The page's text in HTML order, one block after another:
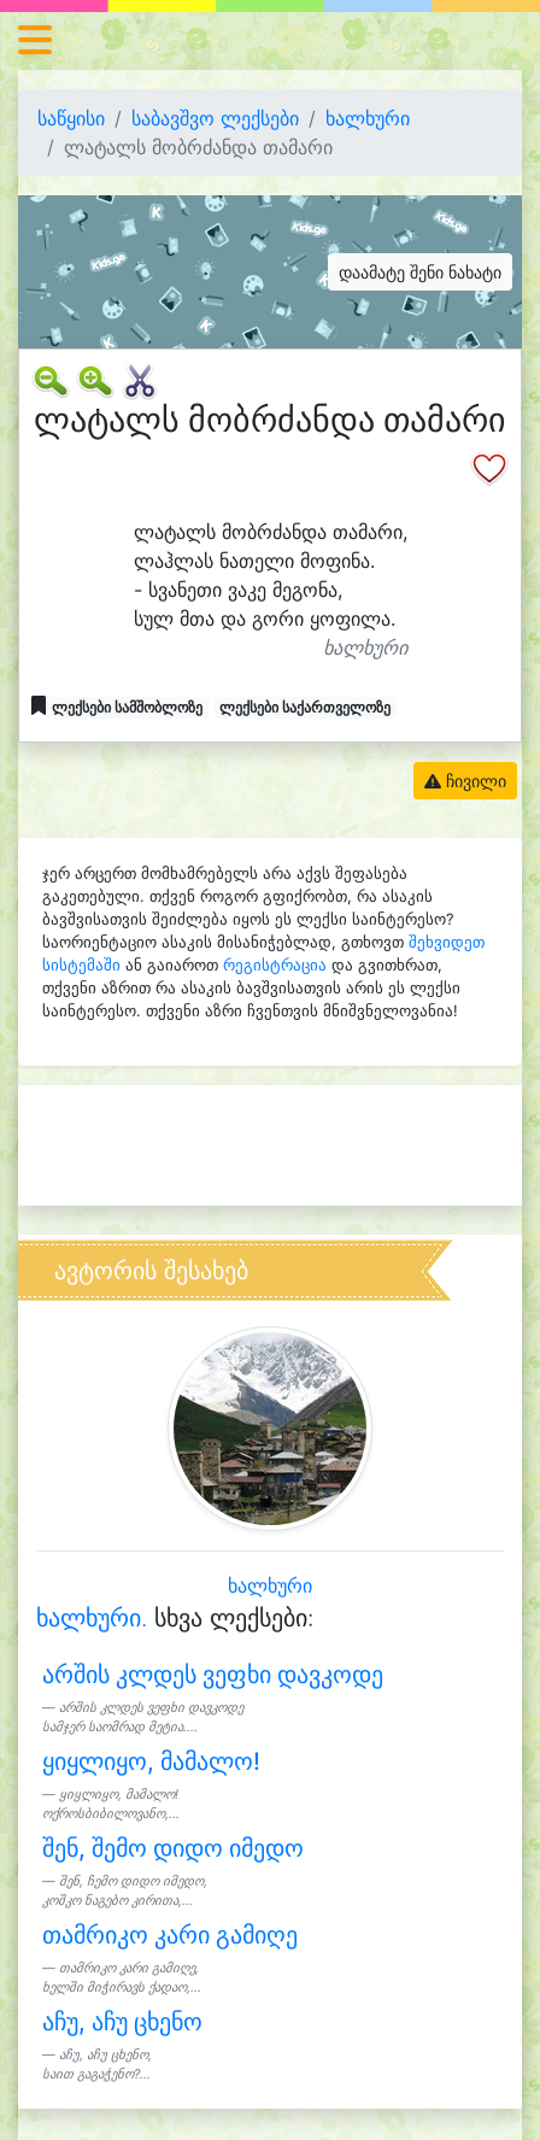
საწყისი საბავშვო ლექსები
ხალხური
ლატალს მობრძანდა თამარი
დაამატე შენი ნახატი
ლატალს მობრძანდა თამარი
ლატალს მობრძანდა თამარი,
ლაჰლას ნათელი მოფინა.
- სვანეთი ვაკე მეგონა,
სულ მთა და გორი ყოფილა.
ხალხური
ლექსები სამშობლოზე ლექსები საქართველოზე
ჩივილი
ჯერ არცერთ მომხამრებელს არა აქვს შეფასება
გაკეთებული. თქვენ როგორ გფიქრობთ, რა ასაკის
ბავშვისათვის შეიძლება იყოს ეს ლექსი საინტერესო?
საორიენტაციო ასაკის მისანიჭებლად, გთხოვთ შეხვიდეთ
სისტემაში ან გაიაროთ რეგისტრაცია და გვითხრათ,
თქვენი აზრით რა ასაკის ბავშვისათვის არის ეს ლექსი
საინტერესო. თქვენი აზრი ჩვენთვის მნიშვნელოვანია!
ავტორის შესახებ
ხალხური
ხალხური. სხვა ლექსები:
არშის კლდეს ვეფხი დავკოდე
არშის კლდეს ვეფხი დავკოდე
სამჯერ საომრად მეტია....
ყიყლიყო, მამალო!
ყიყლიყო, მამალო!
ოქროსბიბილოვანო,...
შენ, შემო დიდო იმედო
შენ, ჩემო დიდო იმედო,
კოშკო ნაგებო კირითა,...
თამრიკო კარი გამიღე
თამრიკო კარი გამიღე,
ხელში მიჭირავს ქადაო,...
აჩუ, აჩუ ცხენო
აჩუ, აჩუ ცხენო,
საით გაგაჭენო?...